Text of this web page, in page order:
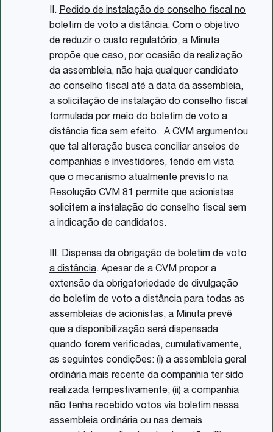
II. Pedido de instalação de conselho fiscal no
boletim de voto a distância. Com o objetivo
de reduzir o custo regulatório, a Minuta
propõe que caso, por ocasião da realização
da assembleia, não haja qualquer candidato
ao conselho fiscal até a data da assembleia,
a solicitação de instalação do conselho fiscal
formulada por meio do boletim de voto a
distância fica sem efeito. A CVM argumentou
que tal alteração busca conciliar anseios de
companhias e investidores, tendo em vista
que o mecanismo atualmente previsto na
Resolução CVM 81 permite que acionistas
solicitem a instalação do conselho fiscal sem
a indicação de candidatos.
III. Dispensa da obrigação de boletim de voto
a distância. Apesar de a CVM propor a
extensão da obrigatoriedade de divulgação
do boletim de voto a distância para todas as
assembleias de acionistas, a Minuta prevê
que a disponibilização será dispensada
quando forem verificadas, cumulativamente,
as seguintes condições: (i) a assembleia geral
ordinária mais recente da companhia ter sido
realizada tempestivamente; (ii) a companhia
não tenha recebido votos via boletim nessa
assembleia ordinária ou nas demais